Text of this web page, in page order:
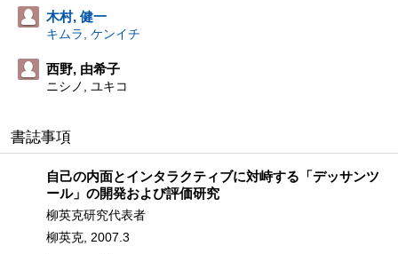
木村, 健一
キムラ, ケンイチ
西野, 由希子
ニシノ, ユキコ
書誌事項
自己の内面とインタラクティブに対峙する「デッサンツ
ール」の開発および評価研究
柳英克研究代表者
柳英克, 2007.3